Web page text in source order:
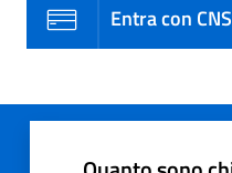
Entra con